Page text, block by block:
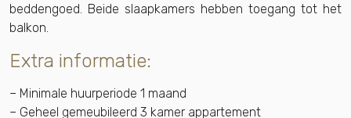
beddengoed. Beide slaapkamers hebben toegang tot het
balkon.
Extra informatie:
– Minimale huurperiode 1 maand
– Geheel gemeubileerd 3 kamer appartement